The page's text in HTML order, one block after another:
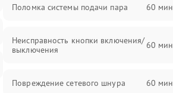
Поломка системы подачи пара 60 мин
Неисправность кнопки включения/
выключения
60 мин
Повреждение сетевого шнура 60 мин